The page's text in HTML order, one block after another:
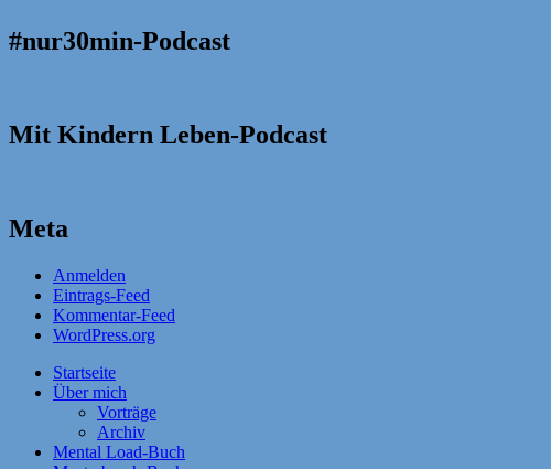
#nur30min-Podcast
Mit Kindern Leben-Podcast
Meta
Anmelden
Eintrags-Feed
Kommentar-Feed
WordPress.org
Startseite
Über mich
Vorträge
Archiv
Mental Load-Buch